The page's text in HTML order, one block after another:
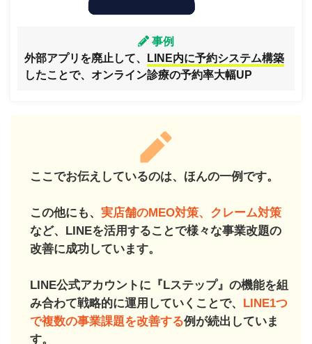
事例
外部アプリを廃止して、
LINE内に予約システム構築
したことで、オンライン診療の予約率大幅UP
ここでお伝えしているのは、ほんの一例です。
この他にも、 実店舗のMEO対策、クレーム対策
など、LINEを活用することで様々な事業改題の
改善に成功しています。
LINE公式アカウントに『Lステップ』の機能を組
み合わて戦略的に運用していくことで、 LINE1つ
で複数の事業課題を改善する例が続出していま
す。